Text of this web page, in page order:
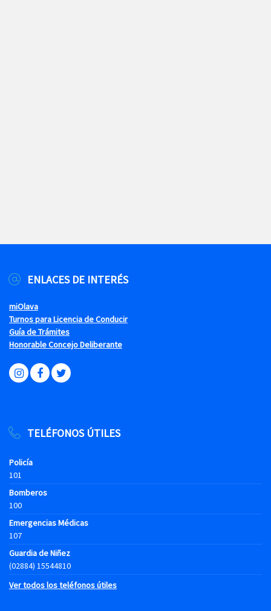
ENLACES DE INTERÉS
miOlava
Turnos para Licencia de Conducir
Guía de Trámites
Honorable Concejo Deliberante
TELÉFONOS ÚTILES
Policía
101
Bomberos
100
Emergencias Médicas
107
Guardia de Niñez
(02884) 15544810
Ver todos los teléfonos útiles